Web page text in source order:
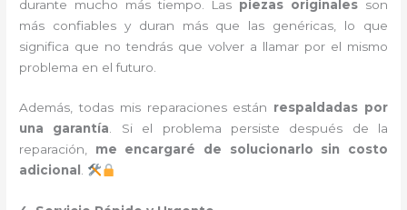
durante mucho más tiempo. Las piezas originales son
más confiables y duran más que las genéricas, lo que
significa que no tendrás que volver a llamar por el mismo
problema en el futuro.
Además, todas mis reparaciones están respaldadas por
una garantía. Si el problema persiste después de la
reparación, me encargaré de solucionarlo sin costo
adicional .